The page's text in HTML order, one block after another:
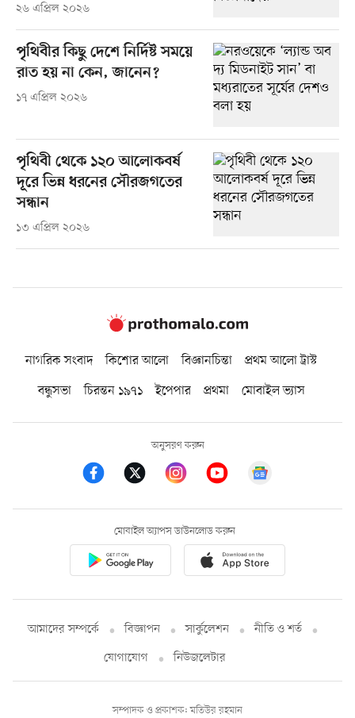
২৬ এপ্রিল ২০২৬
পৃথিবীর কিছু দেশে নির্দিষ্ট সময়ে
রাত হয় না কেন, জানেন?
১৭ এপ্রিল ২০২৬
পৃথিবী থেকে ১২০ আলোকবর্ষ
দূরে ভিন্ন ধরনের সৌরজগতের
সন্ধান
১৩ এপ্রিল ২০২৬
নাগরিক সংবাদ কিশোর আলো বিজ্ঞানচিন্তা
প্রথম আলো ট্রাস্ট
বন্ধুসভা
চিরন্তন ১৯৭১ ইপেপার প্রথমা মোবাইল ভ্যাস
অনুসরণ করুন
মোবাইল অ্যাপস ডাউনলোড করুন
আমাদের সম্পর্কে বিজ্ঞাপন সার্কুলেশন
নীতি ও শর্ত
যোগাযোগ
নিউজলেটার
সম্পাদক ও প্রকাশক: মতিউর রহমান